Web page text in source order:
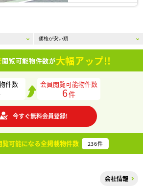
閲覧可能物件数が大幅アップ!!
件数 会員閲覧可能物件数
6件
今すぐ無料会員登録!
可能になる全掲載物件数 236件
会社情報